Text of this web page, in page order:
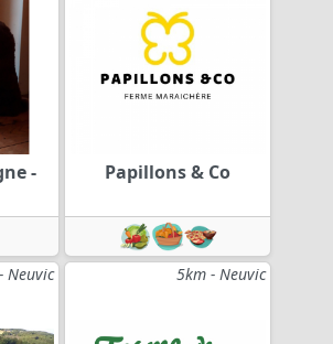
-
Papillons & Co
Neuvic 5km - Neuvic